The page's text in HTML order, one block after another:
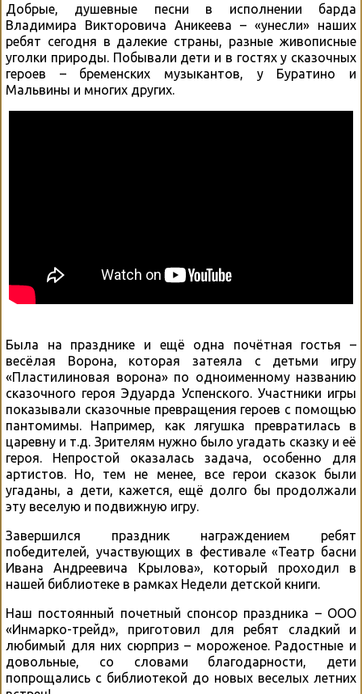
Добрые, душевные песни в исполнении барда
Владимира Викторовича Аникеева – «унесли» наших
ребят сегодня в далекие страны, разные живописные
уголки природы. Побывали дети и в гостях у сказочных
героев – бременских музыкантов, у Буратино и
Мальвины и многих других.
Была на празднике и ещё одна почётная гостья –
весёлая Ворона, которая затеяла с детьми игру
«Пластилиновая ворона» по одноименному названию
сказочного героя Эдуарда Успенского. Участники игры
показывали сказочные превращения героев с помощью
пантомимы. Например, как лягушка превратилась в
царевну и т.д. Зрителям нужно было угадать сказку и её
героя. Непростой оказалась задача, особенно для
артистов. Но, тем не менее, все герои сказок были
угаданы, а дети, кажется, ещё долго бы продолжали
эту веселую и подвижную игру.
Завершился праздник награждением ребят
победителей, участвующих в фестивале «Театр басни
Ивана Андреевича Крылова», который проходил в
нашей библиотеке в рамках Недели детской книги.
Наш постоянный почетный спонсор праздника – ООО
«Инмарко-трейд», приготовил для ребят сладкий и
любимый для них сюрприз – мороженое. Радостные и
довольные, со словами благодарности, дети
попрощались с библиотекой до новых веселых летних